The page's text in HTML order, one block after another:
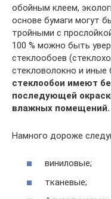
обойным клеем,
основе бумаги могут
тройными с
100 % можно быть
стеклообоев
стекловолокно и
стеклообои имеют
последующей
влажных помещений.
Намного дороже
виниловые;
тканевые;